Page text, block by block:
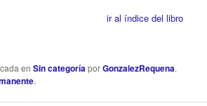
ir al índice del libro
enSin categoríaporGonzalezRequena.
.